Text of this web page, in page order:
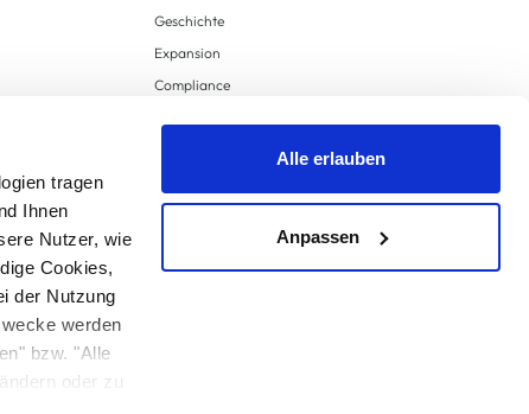
tragen
Ihnen
Nutzer, wie
Cookies,
der Nutzung
werden
bzw. "Alle
oder zu
Alle erlauben
Anpassen
Geschichte
Expansion
Compliance
Supply Chain Due Diligence